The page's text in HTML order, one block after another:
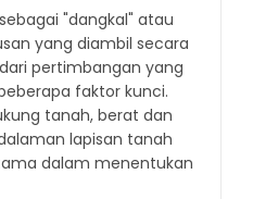
"dangkal" atau
yang diambil secara
pertimbangan yang
faktor kunci.
tanah, berat dan
lapisan tanah
dalam menentukan